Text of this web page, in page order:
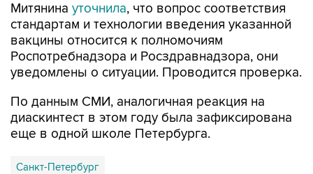
Митянина уточнила, что вопрос соответствия
стандартам и технологии введения указанной
вакцины относится к полномочиям
Роспотребнадзора и Росздравнадзора, они
уведомлены о ситуации. Проводится проверка.
По данным СМИ, аналогичная реакция на
диаскинтест в этом году была зафиксирована
еще в одной школе Петербурга.
Санкт-Петербург